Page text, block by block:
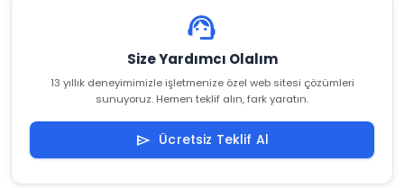
support_agent
Size Yardımcı Olalım
13 yıllık deneyimimizle işletmenize özel web sitesi çözümleri
sunuyoruz. Hemen teklif alın, fark yaratın.
send Ücretsiz Teklif Al